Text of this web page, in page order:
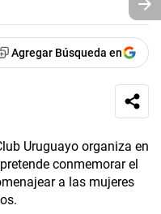
Agregar Búsqueda en
Uruguayo organiza en
conmemorar el
a las mujeres